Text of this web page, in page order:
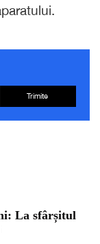
Trimite
La sfârșitul